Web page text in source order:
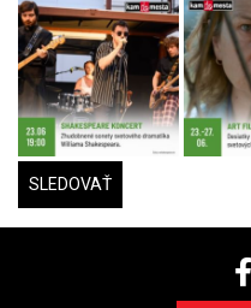
SLEDOVAŤ